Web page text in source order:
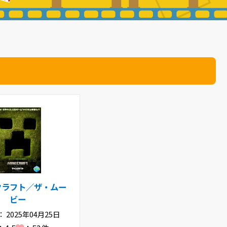
フト／ザ・ムー
ビー
2025年04月25日